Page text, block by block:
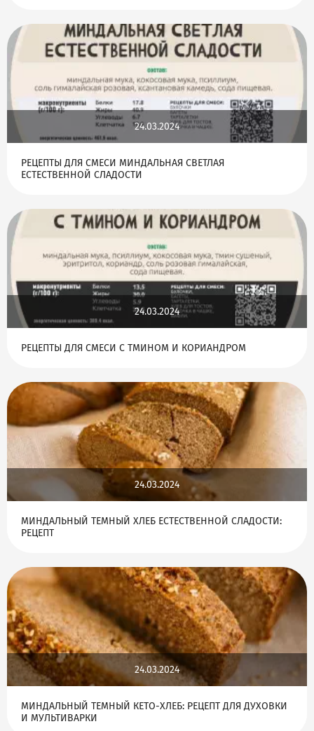
24.03.2024
РЕЦЕПТЫ ДЛЯ СМЕСИ МИНДАЛЬНАЯ СВЕТЛАЯ
ЕСТЕСТВЕННОЙ СЛАДОСТИ
24.03.2024
РЕЦЕПТЫ ДЛЯ СМЕСИ С ТМИНОМ И КОРИАНДРОМ
24.03.2024
МИНДАЛЬНЫЙ ТЕМНЫЙ ХЛЕБ ЕСТЕСТВЕННОЙ СЛАДОСТИ:
РЕЦЕПТ
24.03.2024
МИНДАЛЬНЫЙ ТЕМНЫЙ КЕТО-ХЛЕБ: РЕЦЕПТ ДЛЯ ДУХОВКИ
И МУЛЬТИВАРКИ